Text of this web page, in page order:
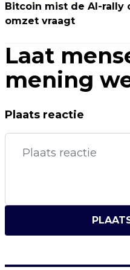
Bitcoin mist de AI-rally
omzet vraagt
Laat
mening
Plaats reactie